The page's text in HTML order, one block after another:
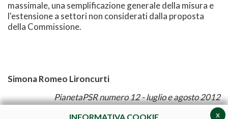
massimale, una semplificazione generale della misura e
l'estensione a settori non considerati dalla proposta
della Commissione.
Simona Romeo Lironcurti
PianetaPSR numero 12 - luglio e agosto 2012
x
INFORMATIVA COOKIE